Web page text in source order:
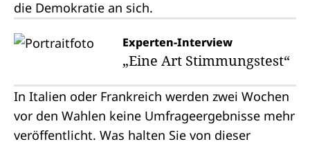
die Demokratie an sich.
Experten-Interview
„Eine Art Stimmungstest“
In Italien oder Frankreich werden zwei Wochen
vor den Wahlen keine Umfrageergebnisse mehr
veröffentlicht. Was halten Sie von dieser